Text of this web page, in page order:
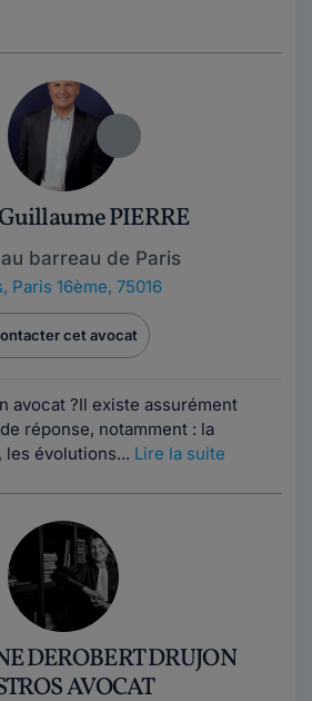
PIERRE
barreau de Paris
, Paris 16ème, 75016
cet avocat
avocat ?Il existe assurément
réponse, notamment : la
évolutions... Lire la suite
DEROBERT DRUJON
AVOCAT